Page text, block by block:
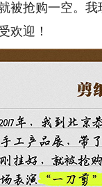
被抢购一空。
欢迎！